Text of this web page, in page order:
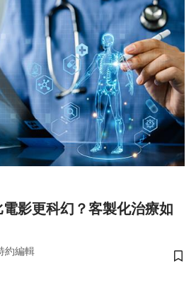
影更科幻？客製化治療如
約編輯
儲